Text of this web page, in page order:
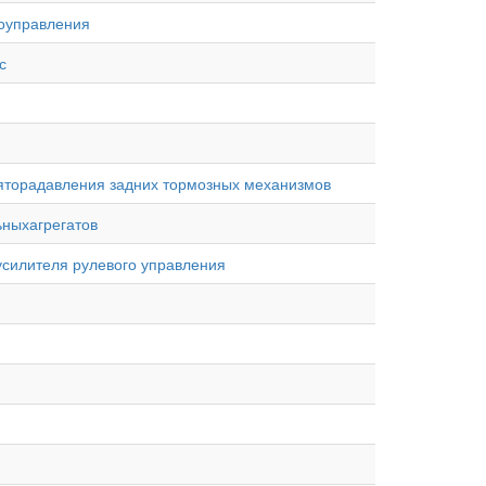
задних тормозных механизмов
рулевого управления